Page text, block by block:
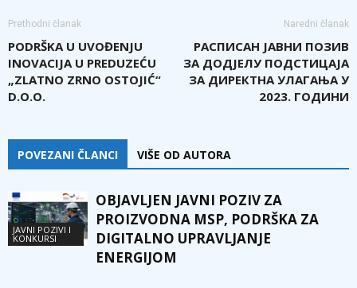
Prethodni članak
PODRŠKA U UVOĐENJU
INOVACIJA U PREDUZEĆU
„ZLATNO ZRNO OSTOJIĆ“
D.O.O.
Naredni članak
РАСПИСАН ЈАВНИ ПОЗИВ
ЗА ДОДЈЕЛУ ПОДСТИЦАЈА
ЗА ДИРЕКТНА УЛАГАЊА У
2023. ГОДИНИ
POVEZANI ČLANCI VIŠE OD AUTORA
JAVNI POZIVI I
KONKURSI
OBJAVLJEN JAVNI POZIV ZA
PROIZVODNA MSP, PODRŠKA ZA
DIGITALNO UPRAVLJANJE
ENERGIJOM